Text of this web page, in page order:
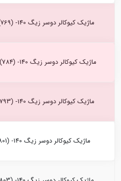
ماژیک کیوکالر دوسر زیگ Deep Brown (769) -140
ماژیک کیوکالر دوسر زیگ Dark Oatmeal (784) -140
ماژیک کیوکالر دوسر زیگ Light Brown (793) -140
ماژیک کیوکالر دوسر زیگ Light Gray (801) -140